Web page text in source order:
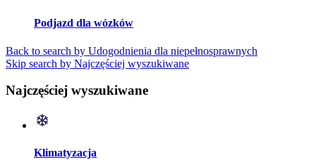
Podjazd dla wózków
Back to search by Udogodnienia dla niepełnosprawnych
Skip search by Najczęściej wyszukiwane
Najczęściej wyszukiwane
Klimatyzacja